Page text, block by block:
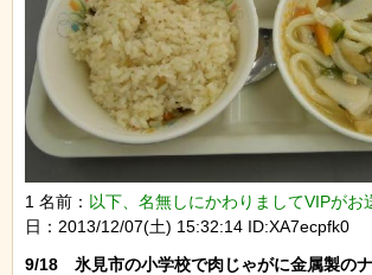
1 名前： 以下、名無しにかわりましてVIPがお
日：2013/12/07(土) 15:32:14 ID:XA7ecpfk0
9/18　氷見市の小学校で肉じゃがに金属製の